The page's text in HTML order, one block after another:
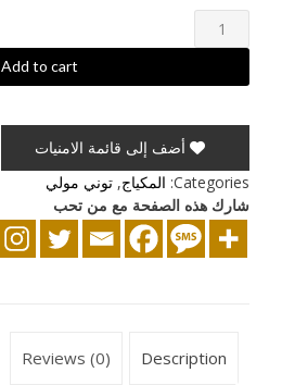
الكحل
*أسود
Add to cart
أضف إلى قائمة الامنيات
Categories: المكياج, توني مولي
شارك هذه الصفحة مع من تحب
Description
Reviews (0)